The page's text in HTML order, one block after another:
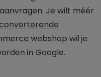
Je wilt méér
webshop wil je
in Google.